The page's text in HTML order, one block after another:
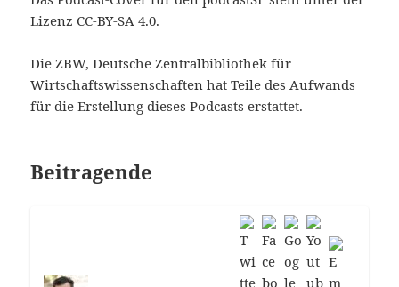
Lizenz CC-BY-SA 4.0.
Die ZBW, Deutsche Zentralbibliothek für
Wirtschaftswissenschaften hat Teile des Aufwands
für die Erstellung dieses Podcasts erstattet.
Beitragende